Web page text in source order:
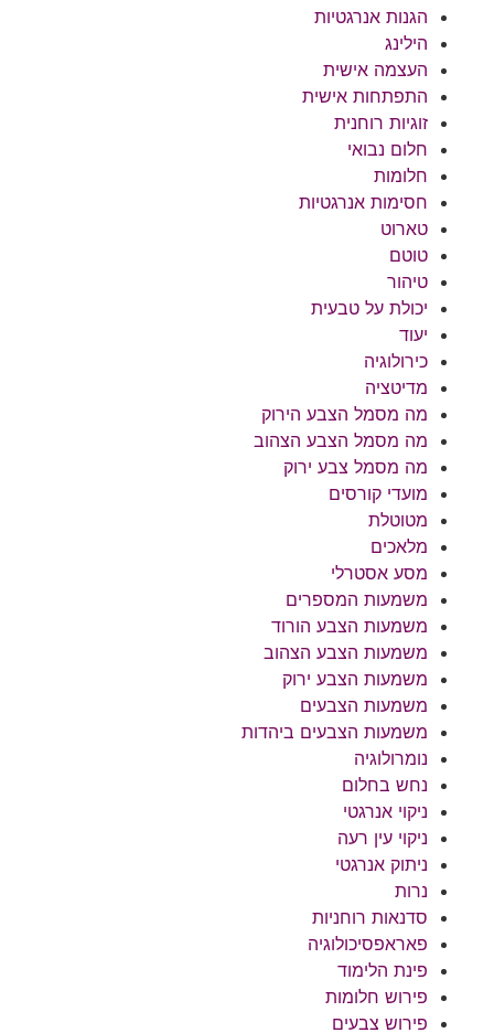
הגנות אנרגטיות
הילינג
העצמה אישית
התפתחות אישית
זוגיות רוחנית
חלום נבואי
חלומות
חסימות אנרגטיות
טארוט
טוטם
טיהור
יכולת על טבעית
יעוד
כירולוגיה
מדיטציה
מה מסמל הצבע הירוק
מה מסמל הצבע הצהוב
מה מסמל צבע ירוק
מועדי קורסים
מטוטלת
מלאכים
מסע אסטרלי
משמעות המספרים
משמעות הצבע הורוד
משמעות הצבע הצהוב
משמעות הצבע ירוק
משמעות הצבעים
משמעות הצבעים ביהדות
נומרולוגיה
נחש בחלום
ניקוי אנרגטי
ניקוי עין רעה
ניתוק אנרגטי
נרות
סדנאות רוחניות
פאראפסיכולוגיה
פינת הלימוד
פירוש חלומות
פירוש צבעים